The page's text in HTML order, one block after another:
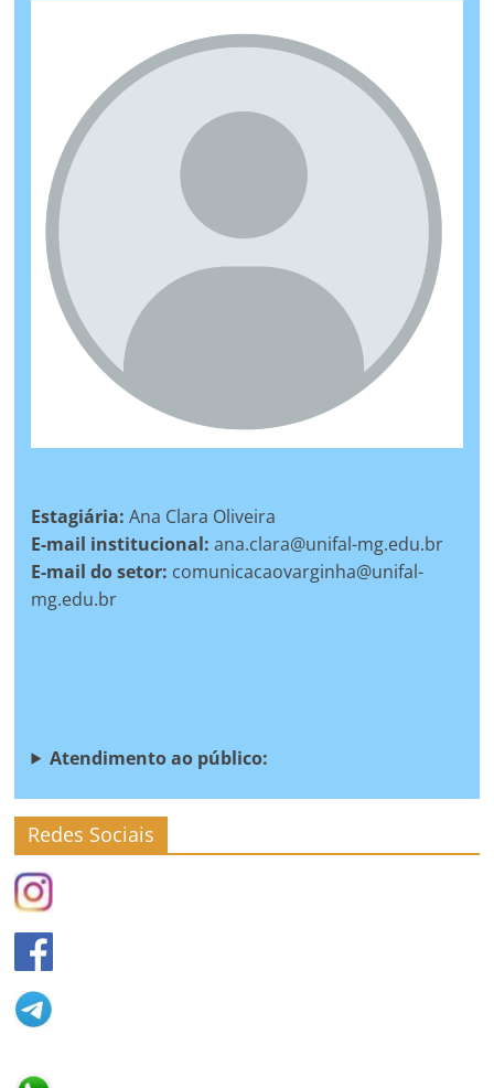
Estagiária: Ana Clara Oliveira
E-mail institucional: ana.clara@unifal-mg.edu.br
E-mail do setor: comunicacaovarginha@unifal-
mg.edu.br
Atendimentoao público:
Redes Sociais